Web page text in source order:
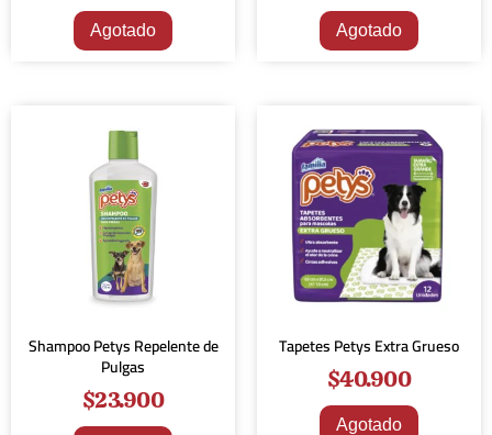
Agotado Agotado
Shampoo Petys Repelente de
Pulgas
$23.900
Tapetes Petys Extra Grueso
$40.900
Agotado